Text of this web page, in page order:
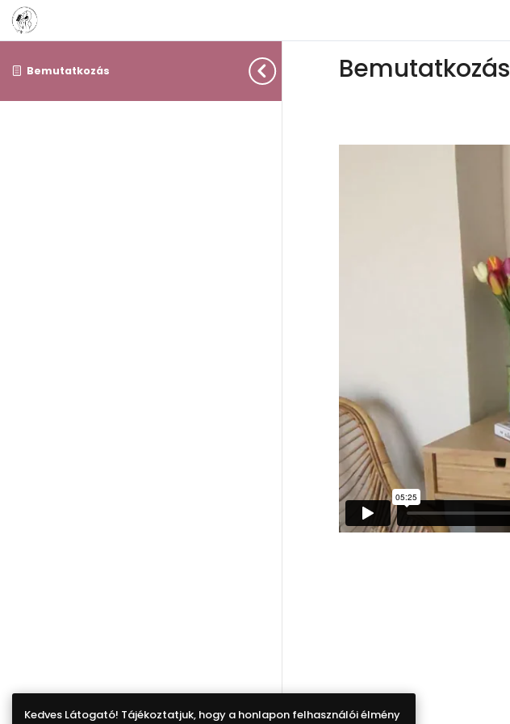
Bemutatkozás Bemutatkozás
Kedves Látogató! Tájékoztatjuk, hogy a honlapon felhasználói élmény